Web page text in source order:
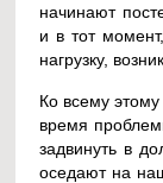
начинают
и в тот
нагрузку,
Ко всему
время
задвинуть в
оседают на